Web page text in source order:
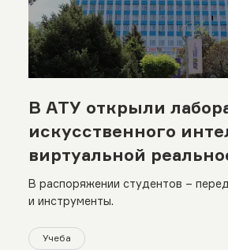
В АТУ открыли
искусственного
виртуальной
В распоряжении студентов –
и инструменты.
Учеба